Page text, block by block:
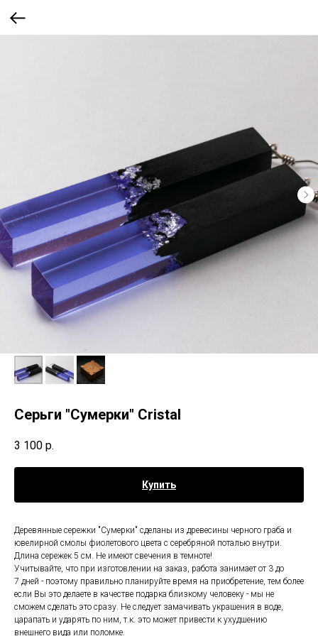
Серьги "Сумерки" Cristal
3 100 р.
Купить
Деревянные сережки "Сумерки" сделаны из древесины черного граба и
ювелирной смолы фиолетового цвета с серебряной поталью внутри.
Длина сережек 5 см. Не имеют свечения в темноте!
Учитывайте, что при изготовлении на заказ, работа занимает от 3 до
7 дней - поэтому правильно планируйте время на приобретение, тем более
если Вы это делаете в качестве подарка близкому человеку - мы не
сможем сделать это сразу. Не следует замачивать украшения в воде,
царапать и ударять по ним, т.к. это может привести к ухудшению
внешнего вида или поломке.